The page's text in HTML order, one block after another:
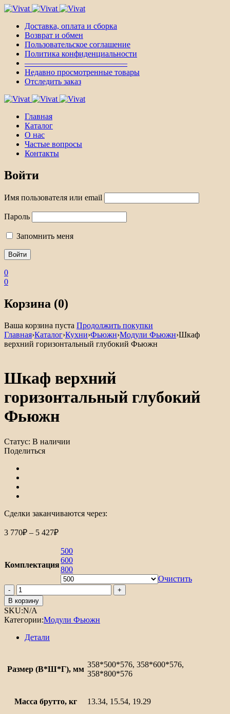
Доставка, оплата и сборка
Возврат и обмен
Пользовательское соглашение
Политика конфиденциальности
————————————–
Недавно просмотренные товары
Отследить заказ
Главная
Каталог
О нас
Частые вопросы
Контакты
Войти
Имя пользователя или email
Пароль
Запомнить меня
0
0
Корзина (0)
Ваша корзина пуста Продолжить покупки
Главная›Каталог›Кухни›Фьюжн›Модули Фьюжн›Шкаф
верхний горизонтальный глубокий Фьюжн
Шкаф верхний
горизонтальный глубокий
Фьюжн
Статус: В наличии
Поделиться
Сделки заканчиваются через:
3 770₽ – 5 427₽Диапазон
3
770₽
–
Комплектация
500
600
800
Очистить
Количество
товара
Шкаф
верхний
горизонтальный
глубокий
Фьюжн
В корзину
SKU:N/A
Категории:Модули Фьюжн
Детали
Размер (В*Ш*Г), мм
358*500*576, 358*600*576,
358*800*576
Масса брутто, кг 13.34, 15.54, 19.29